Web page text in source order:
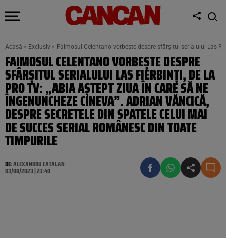
Acasă » Exclusiv » Faimosul Celentano vorbește despre sfârșitul serialului Las
FAIMOSUL CELENTANO VORBEȘTE DESPRE
SFÂRȘITUL SERIALULUI LAS FIERBINȚI, DE LA
PRO TV: „ABIA AȘTEPT ZIUA ÎN CARE SĂ NE
ÎNGENUNCHEZE CINEVA”. ADRIAN VĂNCICĂ,
DESPRE SECRETELE DIN SPATELE CELUI MAI
DE SUCCES SERIAL ROMÂNESC DIN TOATE
TIMPURILE
DE:ALEXANDRU CATALAN
03/08/2023 | 23:40